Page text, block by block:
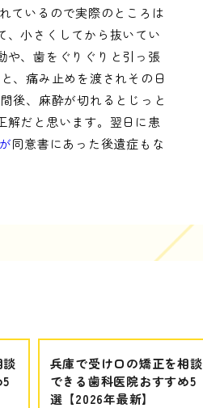
ているので実際のところは
、小さくしてから抜いてい
や、歯をぐりぐりと引っ張
、痛み止めを渡されその日
後、麻酔が切れるとじっと
解だと思います。翌日に患
同意書にあった後遺症もな
兵庫で受け口の矯正を相談
できる歯科医院おすすめ5
選【2026年最新】